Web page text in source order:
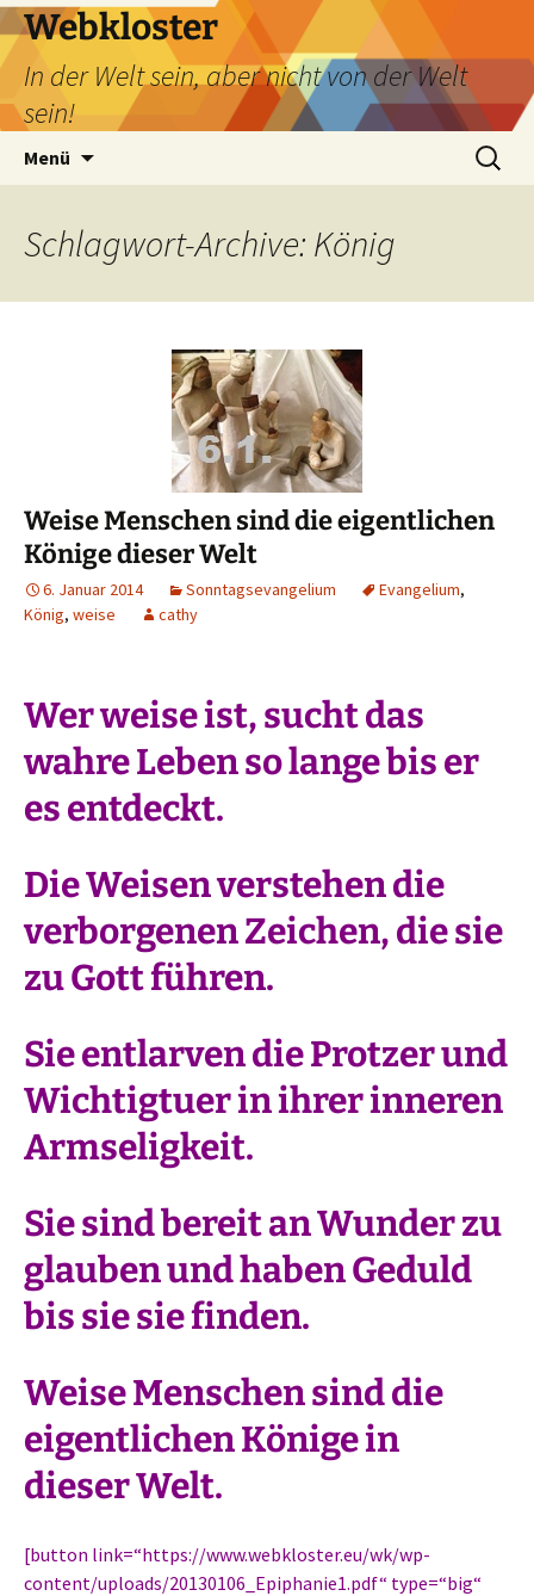
Webkloster
In der Welt sein, aber nicht von der Welt
sein!
Menü
Suchen
nach:
Schlagwort-Archive: König
Weise Menschen sind die eigentlichen
Könige dieser Welt
6. Januar 2014 Sonntagsevangelium Evangelium,
König, weise cathy
Wer weise ist, sucht das
wahre Leben so lange bis er
es entdeckt.
Die Weisen verstehen die
verborgenen Zeichen, die sie
zu Gott führen.
Sie entlarven die Protzer und
Wichtigtuer in ihrer inneren
Armseligkeit.
Sie sind bereit an Wunder zu
glauben und haben Geduld
bis sie sie finden.
Weise Menschen sind die
eigentlichen Könige in
dieser Welt.
[button link=“https://www.webkloster.eu/wk/wp-
content/uploads/20130106_Epiphanie1.pdf“ type=“big“